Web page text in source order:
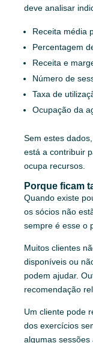
deve analisar
Receita média
Percentagem
Receita e
Número de
Taxa de
Ocupação da
Sem estes
está a contribuir
ocupa recursos.
Porque ficam
Quando existe
os sócios não
sempre é esse o
Muitos clientes
disponíveis ou
podem ajudar.
recomendação
Um cliente pode
dos exercícios
algumas